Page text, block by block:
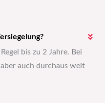
bis zu 2 Jahre. Bei
auch durchaus weit